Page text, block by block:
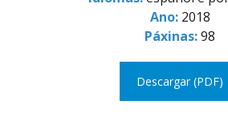
Ano:2018
Páxinas:98
Descargar (PDF)